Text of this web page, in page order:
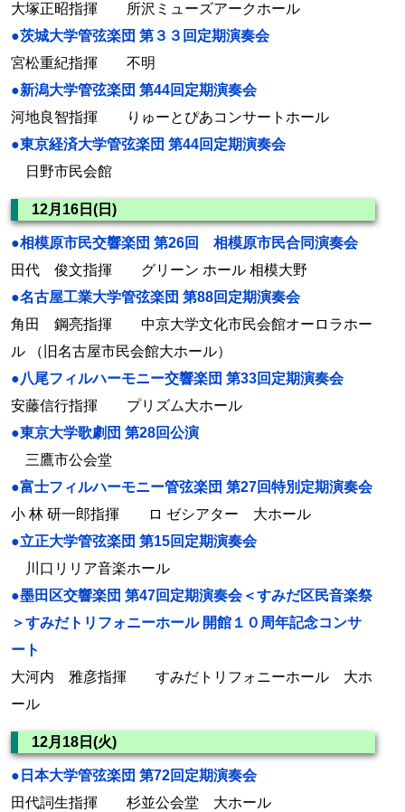
大塚正昭指揮 所沢ミューズアークホール
●茨城大学管弦楽団 第３３回定期演奏会
宮松重紀指揮 不明
●新潟大学管弦楽団 第44回定期演奏会
河地良智指揮 りゅーとぴあコンサートホール
●東京経済大学管弦楽団 第44回定期演奏会
日野市民会館
12月16日(日)
●相模原市民交響楽団 第26回 相模原市民合同演奏会
田代 俊文指揮 グリーン ホール 相模大野
●名古屋工業大学管弦楽団 第88回定期演奏会
角田 鋼亮指揮 中京大学文化市民会館オーロラホー
ル （旧名古屋市民会館大ホール）
●八尾フィルハーモニー交響楽団 第33回定期演奏会
安藤信行指揮 プリズム大ホール
●東京大学歌劇団 第28回公演
三鷹市公会堂
●富士フィルハーモニー管弦楽団 第27回特別定期演奏会
小 林 研一郎指揮 ロ ゼシアター 大ホール
●立正大学管弦楽団 第15回定期演奏会
川口リリア音楽ホール
●墨田区交響楽団 第47回定期演奏会＜すみだ区民音楽祭
＞すみだトリフォニーホール 開館１０周年記念コンサ
ート
大河内 雅彦指揮 すみだトリフォニーホール 大ホ
ール
12月18日(火)
●日本大学管弦楽団 第72回定期演奏会
田代詞生指揮 杉並公会堂 大ホール